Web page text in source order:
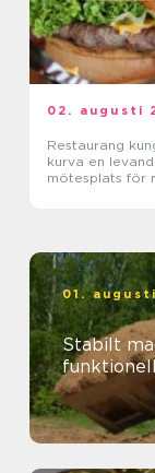
02. augusti
Restaurang
kurva en levande
mötesplats för
01.
Stabilt